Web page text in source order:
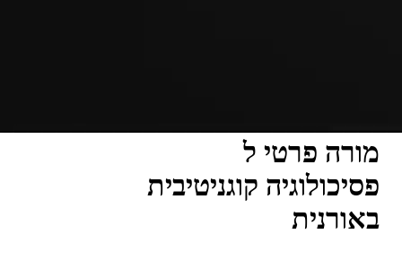
מורה פרטי ל
פסיכולוגיה קוגניטיבית
באורנית